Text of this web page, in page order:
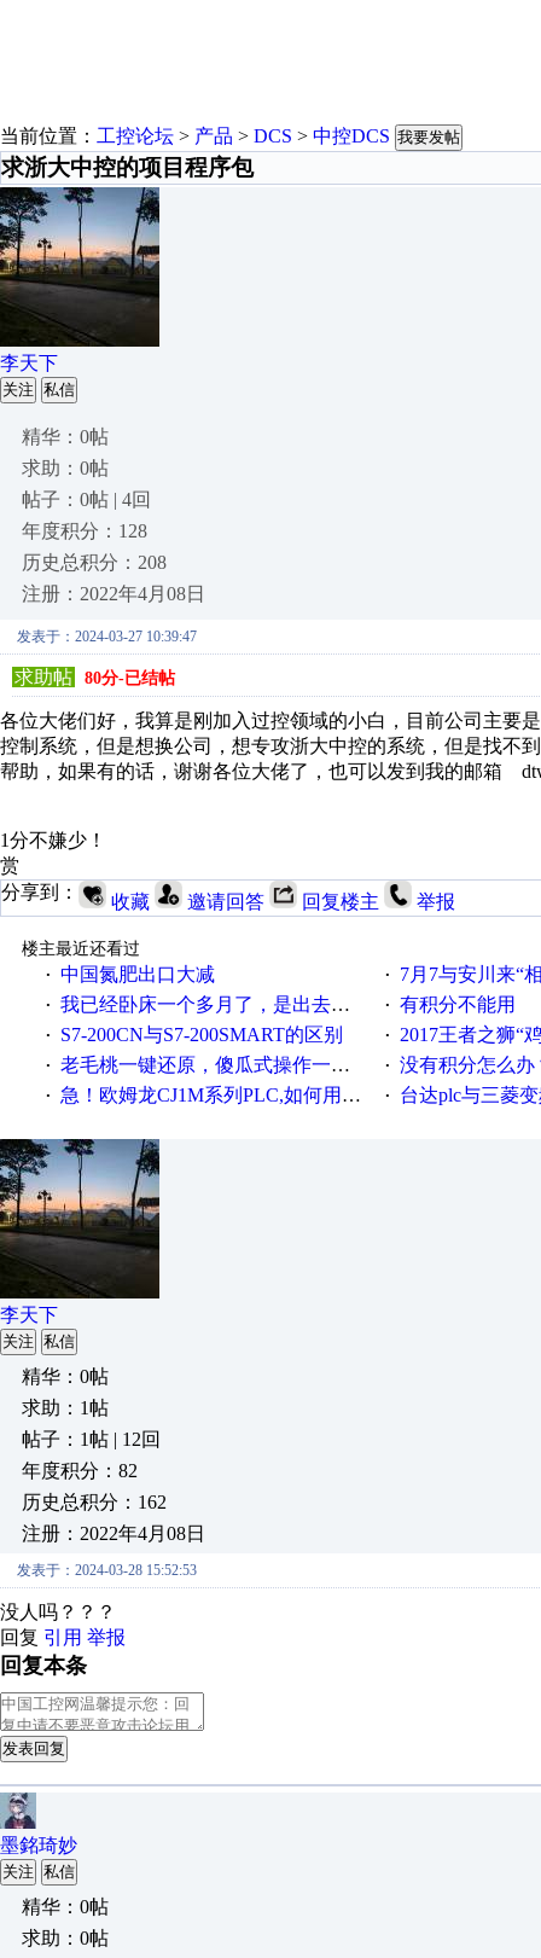
当前位置： 工控论坛 > 产品 > DCS > 中控DCS 我要发帖
求浙大中控的项目程序包
李天下
关注 私信
精华：0帖
求助：0帖
帖子：0帖 | 4回
年度积分：128
历史总积分：208
注册：2022年4月08日
发表于：2024-03-27 10:39:47
求助帖 80分-已结帖
各位大佬们好，我算是刚加入过控领域的小白，目前公司主要
控制系统，但是想换公司，想专攻浙大中控的系统，但是找不
帮助，如果有的话，谢谢各位大佬了，也可以发到我的邮箱
1分不嫌少！
赏
分享到：
收藏 邀请回答 回复楼主 举报
楼主最近还看过
· 中国氮肥出口大减 · 7月7与安川来“
· 我已经卧床一个多月了，是出去安装机械手在高速遭遇车祸所致:大家工作都要特别注意啊 · 有积分不能用
· S7-200CN与S7-200SMART的区别 · 2017王者之狮“鸡”情签到
· 老毛桃一键还原，傻瓜式操作一键轻松备份还原；程序为向导式安装，一键即可实现自动备份或还原系统。 · 没有积分怎么办
· 急！欧姆龙CJ1M系列PLC,如何用时间控制变频器。要求时间在组态王中可以自由输入！拜托各位大神了！ · 台达plc与三菱
李天下
关注 私信
精华：0帖
求助：1帖
帖子：1帖 | 12回
年度积分：82
历史总积分：162
注册：2022年4月08日
发表于：2024-03-28 15:52:53
没人吗？？？
回复 引用 举报
回复本条
发表回复
墨銘琦妙
关注 私信
精华：0帖
求助：0帖